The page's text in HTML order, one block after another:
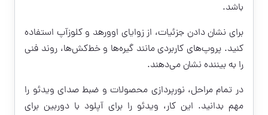
باشد.
برای نشان دادن جزئیات، از زوایای اوورهد و کلوزآپ استفاده
کنید. پروپ‌های کاربردی مانند گیره‌ها و خط‌کش‌ها، روند فنی
را به بیننده نشان می‌دهند.
در تمام مراحل، نورپردازی محصولات و ضبط صدای ویدئو را
مهم بدانید. این کار، ویدئو را برای آپلود با دوربین برای